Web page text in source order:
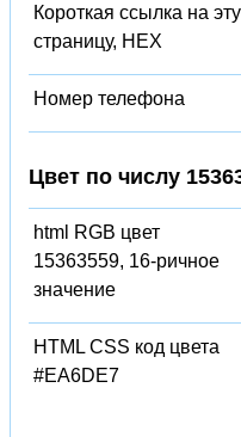
Короткая ссылка на эту
страницу, HEX
Номер телефона
Цвет по числу
html RGB цвет
15363559, 16-ричное
значение
HTML CSS код цвета
#EA6DE7